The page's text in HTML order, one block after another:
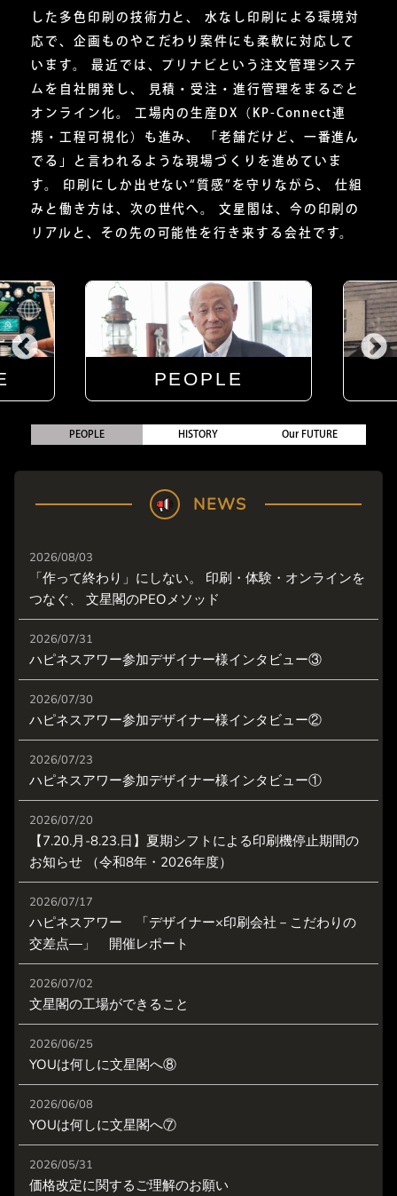
した多色印刷の技術力と、 水なし印刷による環境対
応で、企画ものやこだわり案件にも柔軟に対応して
います。 最近では、プリナビという注文管理システ
ムを自社開発し、 見積・受注・進行管理をまるごと
オンライン化。 工場内の生産DX（KP-Connect連
携・工程可視化）も進み、 「老舗だけど、一番進ん
でる」と言われるような現場づくりを進めていま
す。 印刷にしか出せない“質感”を守りながら、 仕組
みと働き方は、次の世代へ。 文星閣は、今の印刷の
リアルと、その先の可能性を行き来する会社です。
PEOPLE
PEOPLE HISTORY Our FUTURE
NEWS
2026/08/03
「作って終わり」にしない。 印刷・体験・オンラインを
つなぐ、 文星閣のPEOメソッド
2026/07/31
ハピネスアワー参加デザイナー様インタビュー③
2026/07/30
ハピネスアワー参加デザイナー様インタビュー②
2026/07/23
ハピネスアワー参加デザイナー様インタビュー①
2026/07/20
【7.20.月-8.23.日】夏期シフトによる印刷機停止期間の
お知らせ （令和8年・2026年度）
2026/07/17
ハピネスアワー 「デザイナー×印刷会社－こだわりの
交差点―」 開催レポート
2026/07/02
文星閣の工場ができること
2026/06/25
YOUは何しに文星閣へ⑧
2026/06/08
YOUは何しに文星閣へ⑦
2026/05/31
価格改定に関するご理解のお願い